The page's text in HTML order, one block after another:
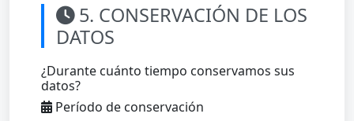
5. CONSERVACIÓN DE LOS
DATOS
¿Durante cuánto tiempo conservamos sus
datos?
Período de conservación